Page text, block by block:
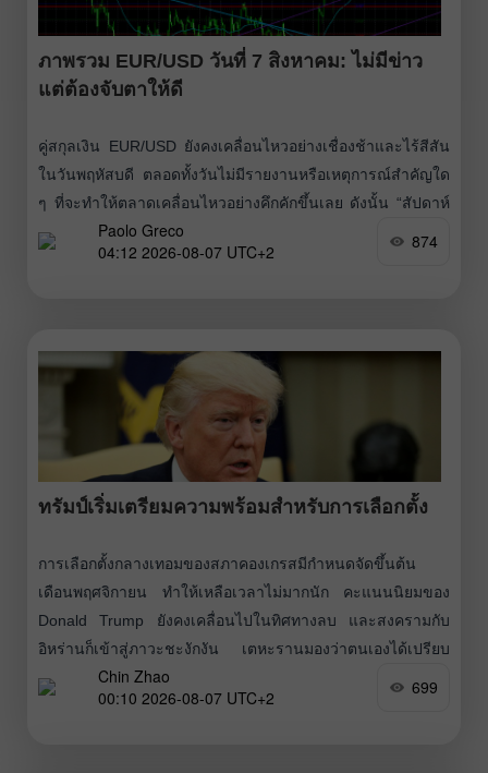
ภาพรวม EUR/USD วันที่ 7 สิงหาคม: ไม่มีข่าว
แต่ต้องจับตาให้ดี
คู่สกุลเงิน EUR/USD ยังคงเคลื่อนไหวอย่างเชื่องช้าและไร้สีสัน
ในวันพฤหัสบดี ตลอดทั้งวันไม่มีรายงานหรือเหตุการณ์สำคัญใด
ๆ ที่จะทำให้ตลาดเคลื่อนไหวอย่างคึกคักขึ้นเลย ดังนั้น “สัปดาห์
ที่สำคัญมาก” จึงกลายเป็นสัปดาห์ที่ค่อนข้างเงียบเหงามาจนถึง
ตอนนี้ เราเห็นการแข็งค่าของดอลลาร์เมื่อวันจันทร์หลังจาก
Paolo Greco
04:12 2026-08-07 UTC+2
874
ทรัมป์เริ่มเตรียมความพร้อมสำหรับการเลือกตั้ง
การเลือกตั้งกลางเทอมของสภาคองเกรสมีกำหนดจัดขึ้นต้น
เดือนพฤศจิกายน ทำให้เหลือเวลาไม่มากนัก คะแนนนิยมของ
Donald Trump ยังคงเคลื่อนไปในทิศทางลบ และสงครามกับ
อิหร่านก็เข้าสู่ภาวะชะงักงัน เตหะรานมองว่าตนเองได้เปรียบ
และยังคงเพิกเฉยต่อวอชิงตันในทุกจังหวะ นี่ไม่ใช่สถานการณ์ที่
เป็นผลดีกับ Trump เขาจำเป็นต้องได้ชัยชนะเด็ดขาด (ซึ่งใน
Chin Zhao
00:10 2026-08-07 UTC+2
699